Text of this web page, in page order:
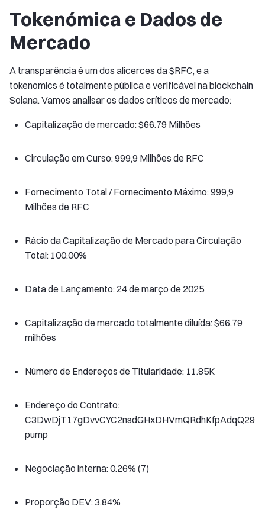
Tokenómica e Dados de
Mercado
A transparência é um dos alicerces da $RFC, e a
tokenomics é totalmente pública e verificável na blockchain
Solana. Vamos analisar os dados críticos de mercado:
Capitalização de mercado: $66.79 Milhões
Circulação em Curso: 999,9 Milhões de RFC
Fornecimento Total / Fornecimento Máximo: 999,9
Milhões de RFC
Rácio da Capitalização de Mercado para Circulação
Total: 100.00%
Data de Lançamento: 24 de março de 2025
Capitalização de mercado totalmente diluída: $66.79
milhões
Número de Endereços de Titularidade: 11.85K
Endereço do Contrato:
C3DwDjT17gDvvCYC2nsdGHxDHVmQRdhKfpAdqQ29
pump
Negociação interna: 0.26% (7)
Proporção DEV: 3.84%